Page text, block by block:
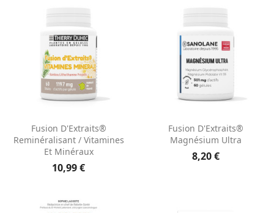
Fusion D'Extraits®
Reminéralisant / Vitamines
Et Minéraux
10,99 €
Fusion D'Extraits®
Magnésium Ultra
8,20 €